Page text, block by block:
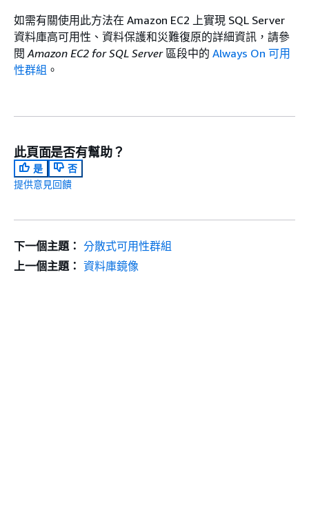
如需有關使用此方法在 Amazon EC2 上實現 SQL Server
資料庫高可用性、資料保護和災難復原的詳細資訊，請參
閱Amazon EC2 for SQL Server 區段中的 Always On 可用
性群組 。
此頁面是否有幫助？
是
否
提供意見回饋
下一個主題： 分散式可用性群組
上一個主題： 資料庫鏡像